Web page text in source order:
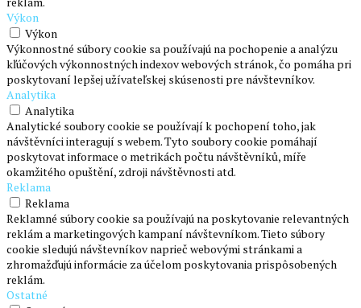
Výkon
Výkon
Výkonnostné súbory cookie sa používajú na pochopenie a analýzu
kľúčových výkonnostných indexov webových stránok, čo pomáha pri
poskytovaní lepšej užívateľskej skúsenosti pre návštevníkov.
Analytika
Analytika
Analytické soubory cookie se používají k pochopení toho, jak
návštěvníci interagují s webem. Tyto soubory cookie pomáhají
poskytovat informace o metrikách počtu návštěvníků, míře
okamžitého opuštění, zdroji návštěvnosti atd.
Reklama
Reklama
Reklamné súbory cookie sa používajú na poskytovanie relevantných
reklám a marketingových kampaní návštevníkom. Tieto súbory
cookie sledujú návštevníkov naprieč webovými stránkami a
zhromažďujú informácie za účelom poskytovania prispôsobených
reklám.
Ostatné